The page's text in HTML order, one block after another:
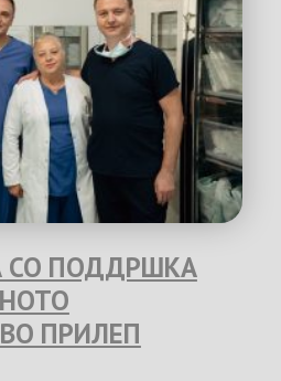
СО ПОДДРШКА
ПРИЛЕП